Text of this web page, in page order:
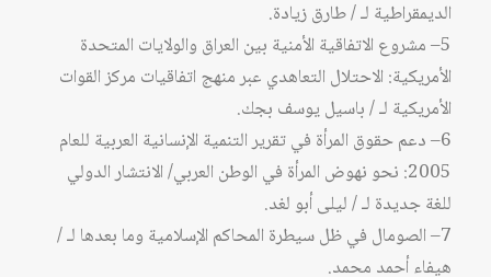
الديمقراطية لـ / طارق زيادة.
5– مشروع الاتفاقية الأمنية بين العراق والولايات المتحدة
الأمريكية: الاحتلال التعاهدي عبر منهج اتفاقيات مركز القوات
الأمريكية لـ / باسيل يوسف بجك.
6– دعم حقوق المرأة في تقرير التنمية الإنسانية العربية للعام
2005: نحو نهوض المرأة في الوطن العربي/ الانتشار الدولي
للغة جديدة لـ / ليلى أبو لغد.
7– الصومال في ظل سيطرة المحاكم الإسلامية وما بعدها لـ /
هيفاء أحمد محمد.